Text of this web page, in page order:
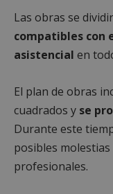
Las obras se
compatibles con
asistencial en
El plan de obras
cuadrados y se
Durante este
posibles
profesionales.